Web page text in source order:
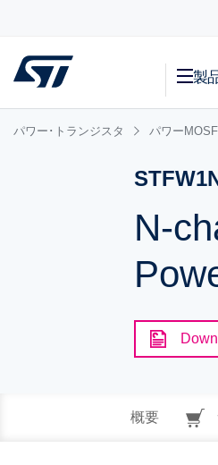
製
パワー･トランジスタ パワー
N-
概要